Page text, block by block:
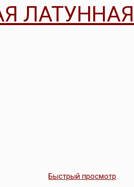
ЛАТУННАЯ
Быстрый просмотр